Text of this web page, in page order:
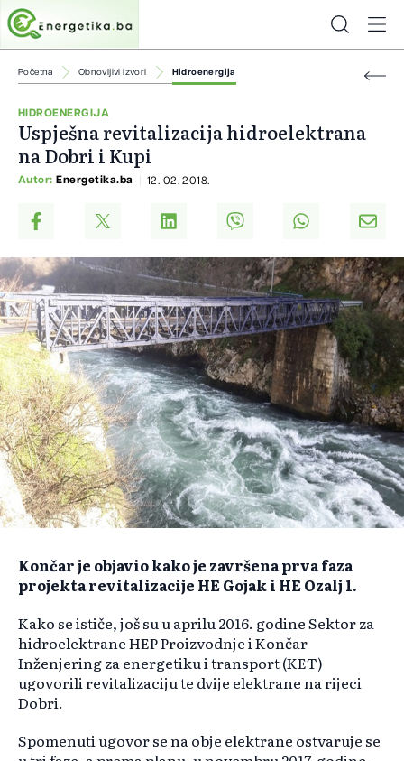
Početna Obnovljivi izvori Hidroenergija
HIDROENERGIJA
Uspješna revitalizacija hidroelektrana
na Dobri i Kupi
Autor: Energetika.ba 12. 02. 2018.
Končar je objavio kako je završena prva faza
projekta revitalizacije HE Gojak i HE Ozalj 1.
Kako se ističe, još su u aprilu 2016. godine Sektor za
hidroelektrane HEP Proizvodnje i Končar
Inženjering za energetiku i transport (KET)
ugovorili revitalizaciju te dvije elektrane na rijeci
Dobri.
Spomenuti ugovor se na obje elektrane ostvaruje se